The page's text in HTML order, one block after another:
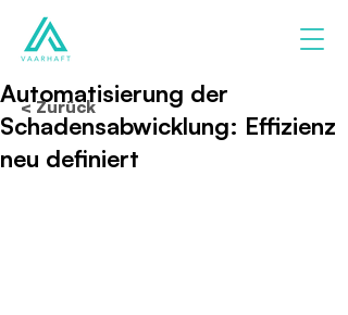
Automatisierung der
Schadensabwicklung: Effizienz
neu definiert
< Zurück